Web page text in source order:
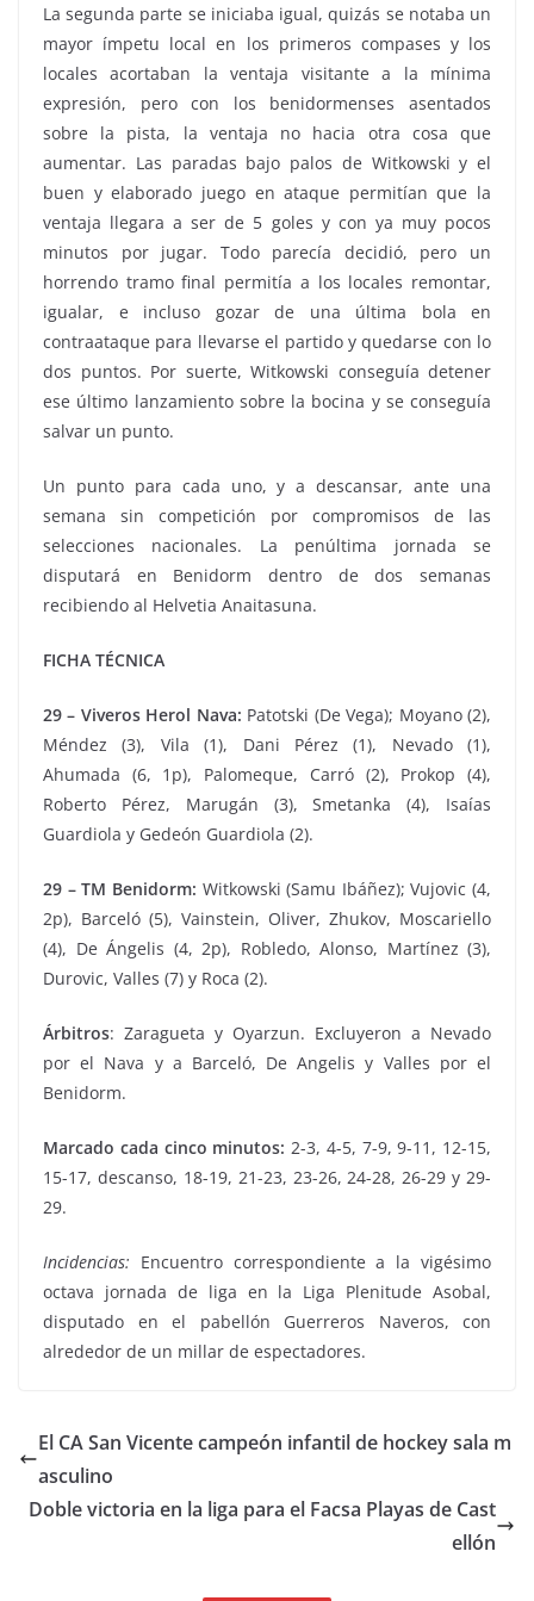
La segunda parte se iniciaba igual, quizás se notaba un
mayor ímpetu local en los primeros compases y los
locales acortaban la ventaja visitante a la mínima
expresión, pero con los benidormenses asentados
sobre la pista, la ventaja no hacia otra cosa que
aumentar. Las paradas bajo palos de Witkowski y el
buen y elaborado juego en ataque permitían que la
ventaja llegara a ser de 5 goles y con ya muy pocos
minutos por jugar. Todo parecía decidió, pero un
horrendo tramo final permitía a los locales remontar,
igualar, e incluso gozar de una última bola en
contraataque para llevarse el partido y quedarse con lo
dos puntos. Por suerte, Witkowski conseguía detener
ese último lanzamiento sobre la bocina y se conseguía
salvar un punto.
Un punto para cada uno, y a descansar, ante una
semana sin competición por compromisos de las
selecciones nacionales. La penúltima jornada se
disputará en Benidorm dentro de dos semanas
recibiendo al Helvetia Anaitasuna.
FICHA TÉCNICA
29 – Viveros Herol Nava: Patotski (De Vega); Moyano (2),
Méndez (3), Vila (1), Dani Pérez (1), Nevado (1),
Ahumada (6, 1p), Palomeque, Carró (2), Prokop (4),
Roberto Pérez, Marugán (3), Smetanka (4), Isaías
Guardiola y Gedeón Guardiola (2).
29 – TM Benidorm: Witkowski (Samu Ibáñez); Vujovic (4,
2p), Barceló (5), Vainstein, Oliver, Zhukov, Moscariello
(4), De Ángelis (4, 2p), Robledo, Alonso, Martínez (3),
Durovic, Valles (7) y Roca (2).
Árbitros: Zaragueta y Oyarzun. Excluyeron a Nevado
por el Nava y a Barceló, De Angelis y Valles por el
Benidorm.
Marcado cada cinco minutos: 2-3, 4-5, 7-9, 9-11, 12-15,
15-17, descanso, 18-19, 21-23, 23-26, 24-28, 26-29 y 29-
29.
Incidencias: Encuentro correspondiente a la vigésimo
octava jornada de liga en la Liga Plenitude Asobal,
disputado en el pabellón Guerreros Naveros, con
alrededor de un millar de espectadores.
El CA San Vicente campeón infantil de hockey sala m
asculino
Doble victoria en la liga para el Facsa Playas de Cast
ellón